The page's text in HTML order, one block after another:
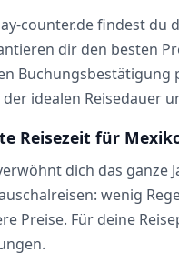
counter.de findest du
dir den besten
Buchungsbestätigung
idealen Reisedauer
Reisezeit für
dich das ganze
wenig
Preise. Für deine